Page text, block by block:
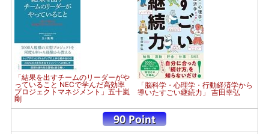
「結果を出すチームのリーダーがや
っていること NECで学んだ高効率
プロジェクトマネジメント」五十嵐
剛
「脳科学・心理学・行動経済学から
導いたすごい継続力」 吉田幸弘